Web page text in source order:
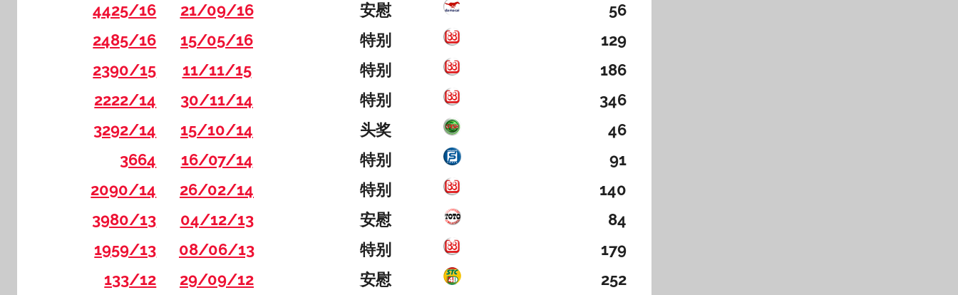
4425/16
21/09/16 安慰
56
2485/16
15/05/16 特别
129
2390/15
11/11/15 特别
186
2222/14
30/11/14 特别
346
3292/14
15/10/14 头奖
46
3664
16/07/14 特别
91
2090/14
26/02/14 特别
140
3980/13
04/12/13 安慰
84
1959/13
08/06/13 特别
179
133/12
29/09/12 安慰
252